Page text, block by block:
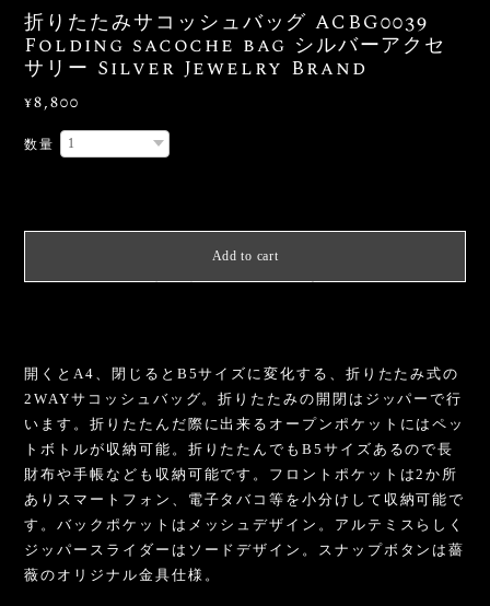
折りたたみサコッシュバッグ ACBG0039
Folding sacoche bag シルバーアクセ
サリー Silver Jewelry Brand
¥8,800
数量
Add to cart
開くとA4、閉じるとB5サイズに変化する、折りたたみ式の
2WAYサコッシュバッグ。折りたたみの開閉はジッパーで行
います。折りたたんだ際に出来るオープンポケットにはペッ
トボトルが収納可能。折りたたんでもB5サイズあるので長
財布や手帳なども収納可能です。フロントポケットは2か所
ありスマートフォン、電子タバコ等を小分けして収納可能で
す。バックポケットはメッシュデザイン。アルテミスらしく
ジッパースライダーはソードデザイン。スナップボタンは薔
薇のオリジナル金具仕様。